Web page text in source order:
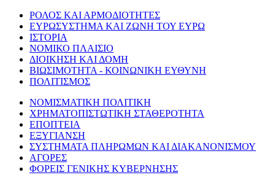
ΡΟΛΟΣ ΚΑΙ ΑΡΜΟΔΙΟΤΗΤΕΣ
ΕΥΡΩΣΥΣΤΗΜΑ ΚΑΙ ΖΩΝΗ ΤΟΥ ΕΥΡΩ
ΙΣΤΟΡΙΑ
ΝΟΜΙΚΟ ΠΛΑΙΣΙΟ
ΔΙΟΙΚΗΣΗ ΚΑΙ ΔΟΜΗ
ΒΙΩΣΙΜΟΤΗΤΑ - ΚΟΙΝΩΝΙΚΗ ΕΥΘΥΝΗ
ΠΟΛΙΤΙΣΜΟΣ
ΝΟΜΙΣΜΑΤΙΚΗ ΠΟΛΙΤΙΚΗ
ΧΡΗΜΑΤΟΠΙΣΤΩΤΙΚΗ ΣΤΑΘΕΡΟΤΗΤΑ
ΕΠΟΠΤΕΙΑ
ΕΞΥΓΙΑΝΣΗ
ΣΥΣΤΗΜΑΤΑ ΠΛΗΡΩΜΩΝ ΚΑΙ ΔΙΑΚΑΝΟΝΙΣΜΟΥ
ΑΓΟΡΕΣ
ΦΟΡΕΙΣ ΓΕΝΙΚΗΣ ΚΥΒΕΡΝΗΣΗΣ